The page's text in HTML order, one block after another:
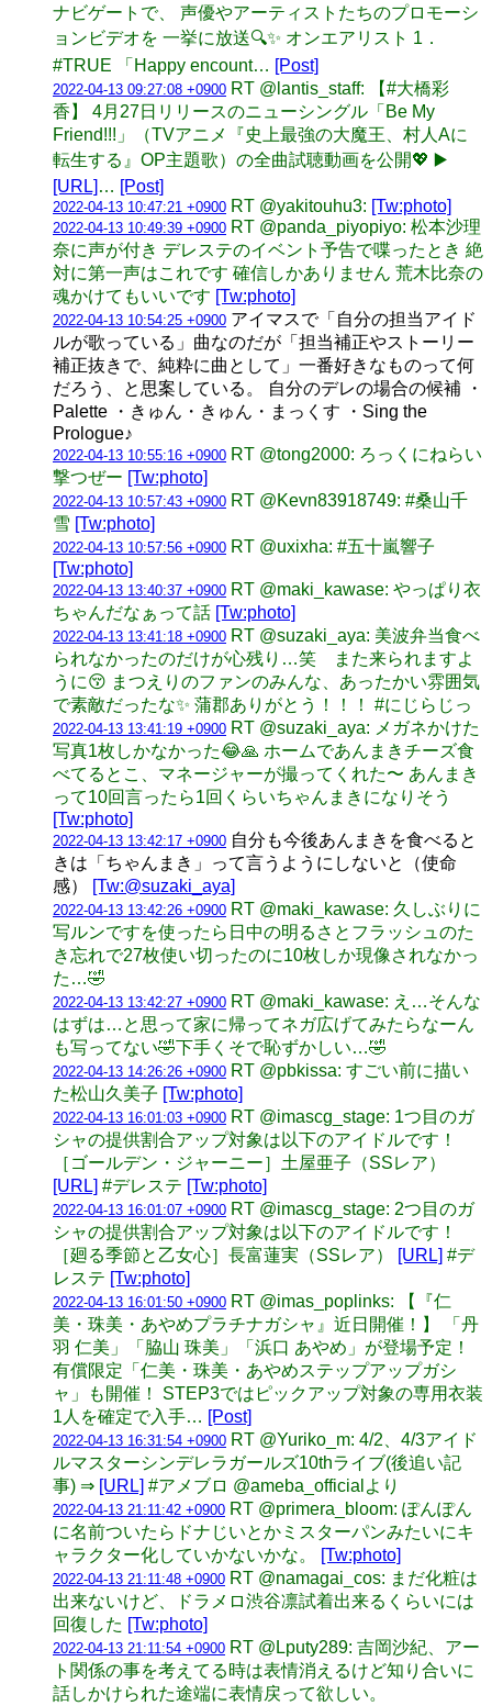
ナビゲートで、 声優やアーティストたちのプロモーシ
ョンビデオを 一挙に放送🔍✨ オンエアリスト 1．
#TRUE 「Happy encount… [Post]
2022-04-13 09:27:08 +0900 RT @lantis_staff: 【#大橋彩
香】 4月27日リリースのニューシングル「Be My
Friend!!!」（TVアニメ『史上最強の大魔王、村人Aに
転生する』OP主題歌）の全曲試聴動画を公開💖 ▶️
[URL] … [Post]
2022-04-13 10:47:21 +0900 RT @yakitouhu3: [Tw:photo]
2022-04-13 10:49:39 +0900 RT @panda_piyopiyo: 松本沙理
奈に声が付き デレステのイベント予告で喋ったとき 絶
対に第一声はこれです 確信しかありません 荒木比奈の
魂かけてもいいです [Tw:photo]
2022-04-13 10:54:25 +0900 アイマスで「自分の担当アイド
ルが歌っている」曲なのだが「担当補正やストーリー
補正抜きで、純粋に曲として」一番好きなものって何
だろう、と思案している。 自分のデレの場合の候補 ・
Palette ・きゅん・きゅん・まっくす ・Sing the
Prologue♪
2022-04-13 10:55:16 +0900 RT @tong2000: ろっくにねらい
撃つぜー [Tw:photo]
2022-04-13 10:57:43 +0900 RT @Kevn83918749: #桑山千
雪 [Tw:photo]
2022-04-13 10:57:56 +0900 RT @uxixha: #五十嵐響子
[Tw:photo]
2022-04-13 13:40:37 +0900 RT @maki_kawase: やっぱり衣
ちゃんだなぁって話 [Tw:photo]
2022-04-13 13:41:18 +0900 RT @suzaki_aya: 美波弁当食べ
られなかったのだけが心残り…笑 また来られますよ
うに😚 まつえりのファンのみんな、あったかい雰囲気
で素敵だったな✨ 蒲郡ありがとう！！！ #にじらじっ
2022-04-13 13:41:19 +0900 RT @suzaki_aya: メガネかけた
写真1枚しかなかった😂🙏 ホームであんまきチーズ食
べてるとこ、マネージャーが撮ってくれた〜 あんまき
って10回言ったら1回くらいちゃんまきになりそう
[Tw:photo]
2022-04-13 13:42:17 +0900 自分も今後あんまきを食べると
きは「ちゃんまき」って言うようにしないと（使命
感）
[Tw:@suzaki_aya]
2022-04-13 13:42:26 +0900 RT @maki_kawase: 久しぶりに
写ルンですを使ったら日中の明るさとフラッシュのた
き忘れで27枚使い切ったのに10枚しか現像されなかっ
た…🤣
2022-04-13 13:42:27 +0900 RT @maki_kawase: え…そんな
はずは…と思って家に帰ってネガ広げてみたらなーん
も写ってない🤣下手くそで恥ずかしい…🤣
2022-04-13 14:26:26 +0900 RT @pbkissa: すごい前に描い
た松山久美子 [Tw:photo]
2022-04-13 16:01:03 +0900 RT @imascg_stage: 1つ目のガ
シャの提供割合アップ対象は以下のアイドルです！
［ゴールデン・ジャーニー］土屋亜子（SSレア）
[URL] #デレステ [Tw:photo]
2022-04-13 16:01:07 +0900 RT @imascg_stage: 2つ目のガ
シャの提供割合アップ対象は以下のアイドルです！
［廻る季節と乙女心］長富蓮実（SSレア）
[URL] #デ
レステ [Tw:photo]
2022-04-13 16:01:50 +0900 RT @imas_poplinks: 【『仁
美・珠美・あやめプラチナガシャ』近日開催！】 「丹
羽 仁美」「脇山 珠美」「浜口 あやめ」が登場予定！
有償限定「仁美・珠美・あやめステップアップガシ
ャ」も開催！ STEP3ではピックアップ対象の専用衣装
1人を確定で入手… [Post]
2022-04-13 16:31:54 +0900 RT @Yuriko_m: 4/2、4/3アイド
ルマスターシンデレラガールズ10thライブ(後追い記
事) ⇒ [URL] #アメブロ @ameba_officialより
2022-04-13 21:11:42 +0900 RT @primera_bloom: ぽんぽん
に名前ついたらドナじいとかミスターパンみたいにキ
ャラクター化していかないかな。
[Tw:photo]
2022-04-13 21:11:48 +0900 RT @namagai_cos: まだ化粧は
出来ないけど、ドラメロ渋谷凛試着出来るくらいには
回復した [Tw:photo]
2022-04-13 21:11:54 +0900 RT @Lputy289: 吉岡沙紀、アー
ト関係の事を考えてる時は表情消えるけど知り合いに
話しかけられた途端に表情戻って欲しい。